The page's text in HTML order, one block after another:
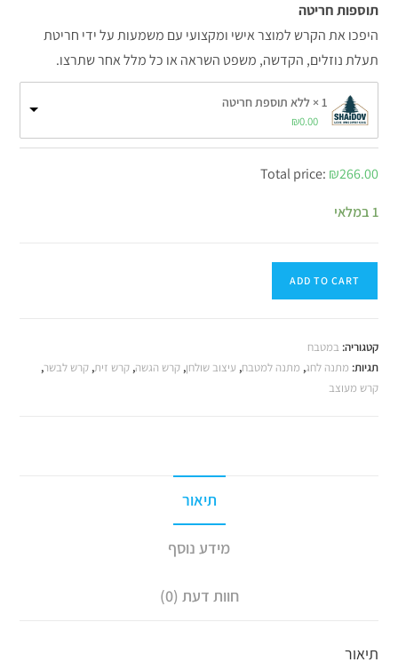
תוספות חריטה
היפכו את הקרש למוצר אישי ומקצועי עם משמעות על ידי חריטת
תעלת נוזלים, הקדשה, משפט השראה או כל מלל אחר שתרצו.
1 × ללא תוספת חריטה
₪0.00
Total price: ₪266.00
1 במלאי
ADD TO CART
קטגוריה: במטבח
תגיות: מתנה לחג, מתנה למטבח, עיצוב שולחן,קרש הגשה,קרש זית,קרש לבשר,
קרש מעוצב
תיאור
מידע נוסף
חוות דעת (0)
תיאור